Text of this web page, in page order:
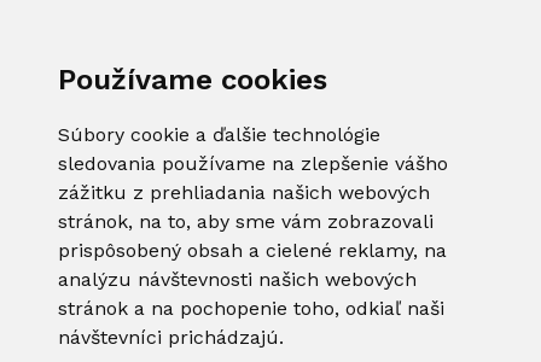
Používame cookies
Súbory cookie a ďalšie technológie
sledovania používame na zlepšenie vášho
zážitku z prehliadania našich webových
stránok, na to, aby sme vám zobrazovali
prispôsobený obsah a cielené reklamy, na
analýzu návštevnosti našich webových
stránok a na pochopenie toho, odkiaľ naši
návštevníci prichádzajú.